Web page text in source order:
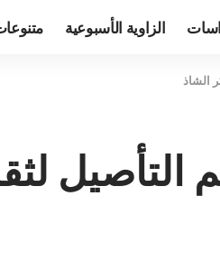
الزاوية الأسبوعية
الشاذ